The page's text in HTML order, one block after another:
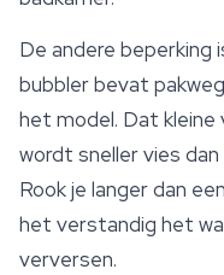
De andere beperking
bubbler bevat
het model. Dat kleine
wordt sneller vies
Rook je langer dan
het verstandig het
verversen.